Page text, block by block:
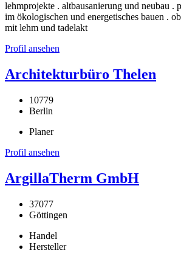
lehmprojekte . altbausanierung und neubau .
im ökologischen und energetisches bauen .
mit lehm und tadelakt
Profil ansehen
Architekturbüro Thelen
10779
Berlin
Planer
Profil ansehen
ArgillaTherm GmbH
37077
Göttingen
Handel
Hersteller